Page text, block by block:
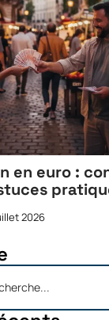
en euro :
2026